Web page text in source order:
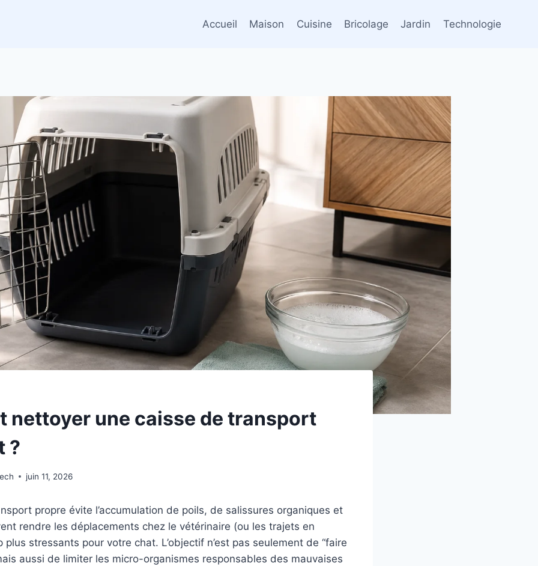
Accueil Maison Cuisine Bricolage Jardin Technologie
nettoyer une caisse de transport
?
juin 11, 2026
propre évite l’accumulation de poils, de salissures organiques et
rendre les déplacements chez le vétérinaire (ou les trajets en
stressants pour votre chat. L’objectif n’est pas seulement de “faire
aussi de limiter les micro-organismes responsables des mauvaises